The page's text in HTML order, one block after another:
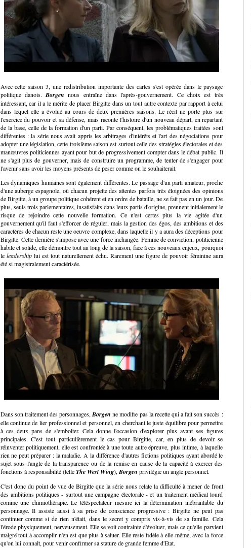
Avec cette saison 3, une redistribution importante des cartes s'est opérée dans le paysage
politique danois.Borgen nous entraîne dans l'après-gouvernement. Ce choix est très
intéressant, car il a le mérite de placer Birgitte dans un tout autre contexte par rapport à celui
dans lequel elle a évolué au cours de deux premières saisons. Le récit ne porte plus sur
l'exercice du pouvoir et sa défense, mais raconte l'histoire d'un nouveau départ, en repartant
de la base, celle de la formation d'un parti. Par conséquent, les problématiques traitées sont
différentes : la série nous avait appris les arbitrages d'intérêts et l'art des négociations pour
adopter une législation, cette troisième saison est surtout celle des stratégies électorales et des
manœuvres politiciennes ayant pour but de progressivement compter dans le débat public. Il
ne s'agit plus de gouverner, mais de construire un programme, de tenter de s'engager pour
l'avenir sans avoir les moyens présents de peser comme on le souhaiterait.
Les dynamiques humaines sont également différentes. Le passage d'un parti amateur, proche
d'une auberge espagnole, où chacun projette des attentes parfois très éloignées des opinions
de Birgitte, à un groupe politique cohérent et en ordre de bataille, ne se fait pas en un jour. De
plus, seuls trois parlementaires, insatisfaits dans leurs partis d'origine, prennent initialement le
risque de rejoindre cette nouvelle formation. Ce n'est certes plus la vie agitée d'un
gouvernement qu'il faut s'efforcer de réguler, mais la gestion des égos, des ambitions et des
caractères de chacun reste une oeuvre complexe, dans laquelle il y a aura des déceptions pour
Birgitte. Cette dernière s'impose avec une force inchangée. Femme de conviction, politicienne
habile et solide, elle démontre tout au long de la saison, face à ces nouveaux enjeux, pourquoi
le leadershiplui est tout naturellement échu. Rarement une figure de pouvoir féminine aura
été si magistralement caractérisée.
Dans son traitement des personnages,Borgen ne modifie pas la recette qui a fait son succès :
elle continue de lier professionnel et personnel, en cherchant le juste équilibre pour permettre
à ces deux pans de s'emboîter. Cela donne l'occasion d'explorer plus avant ses figures
principales. C'est tout particulièrement le cas pour Birgitte, car, en plus de devoir se
réinventer politiquement, elle est confrontée à une toute autre épreuve, plus intime, à laquelle
rien ne peut préparer : la maladie. A la différence d'autres fictions politiques ayant abordé le
sujet sous l'angle de la transparence ou de la remise en cause de la capacité à exercer des
fonctions à responsabilité (telleThe West Wing), Borgen privilégie un angle personnel.
C'est donc du point de vue de Birgitte que la série nous relate la difficulté à mener de front
des ambitions politiques - surtout une campagne électorale - et un traitement médical lourd
comme une chimiothérapie. Le téléspectateur mesure ici la détermination inébranlable du
personnage. Il assiste aussi à sa prise de conscience progressive : Birgitte ne peut pas
continuer comme si de rien n'était, dans le secret y compris vis-à-vis de sa famille. Cela
l'érode physiquement, nerveusement. Elle se voit contrainte d'évoluer, mais ce qu'elle parvient
malgré tout à accomplir n'en est que plus à saluer. Elle reste fidèle à elle-même, avec la force
qu'on lui connaît, pour venir confirmer sa stature de grande femme d'Etat.